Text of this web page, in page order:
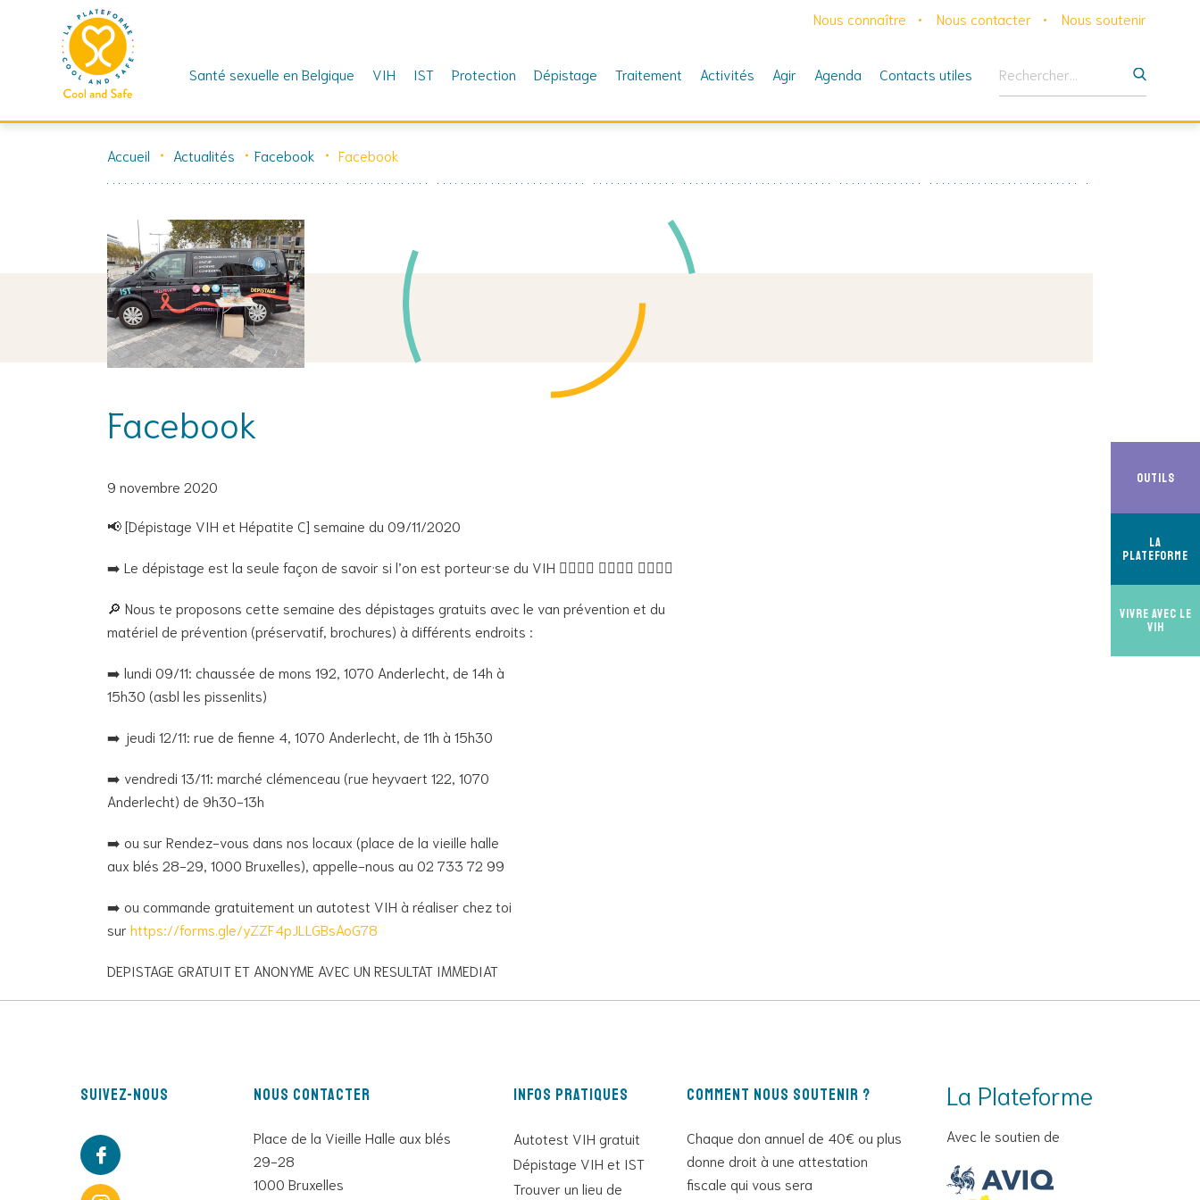
Skip
Nous connaître Nous contacter Nous soutenir
Santé sexuelle en Belgique VIH IST Protection Dépistage Traitement Activités Agir Agenda Contacts utiles
Outils
La
Plateforme
Vivre avec le
VIH
Accueil Actualités Facebook Facebook
Facebook
9 novembre 2020
📢 [Dépistage VIH et Hépatite C] semaine du 09/11/2020
➡️ Le dépistage est la seule façon de savoir si l’on est porteur·se du VIH 👩‍❤️‍💋‍👨 👩‍❤️‍💋‍👩 👨‍❤️‍💋‍👨
🔎 Nous te proposons cette semaine des dépistages gratuits avec le van prévention et du
matériel de prévention (préservatif, brochures) à différents endroits :
➡️ lundi 09/11: chaussée de mons 192, 1070 Anderlecht, de 14h à
15h30 (asbl les pissenlits)
➡️ jeudi 12/11: rue de fienne 4, 1070 Anderlecht, de 11h à 15h30
➡️ vendredi 13/11: marché clémenceau (rue heyvaert 122, 1070
Anderlecht) de 9h30-13h
➡️ ou sur Rendez-vous dans nos locaux (place de la vieille halle
aux blés 28-29, 1000 Bruxelles), appelle-nous au 02 733 72 99
➡️ ou commande gratuitement un autotest VIH à réaliser chez toi
surhttps://forms.gle/yZZF4pJLLGBsAoG78
DEPISTAGE GRATUIT ET ANONYME AVEC UN RESULTAT IMMEDIAT
Suivez-nous Nous contacter
Place de la Vieille Halle aux blés
29-28
1000 Bruxelles
Infos pratiques
Autotest VIH gratuit
Dépistage VIH et IST
Trouver un lieu de
Comment nous soutenir ?
Chaque don annuel de 40€ ou plus
donne droit à une attestation
fiscale qui vous sera
La Plateforme
Avec le soutien de